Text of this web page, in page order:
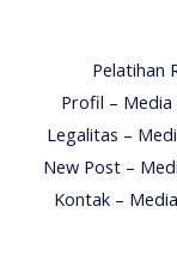
Pelatihan
Profil – Media
Legalitas –
New Post –
Kontak –